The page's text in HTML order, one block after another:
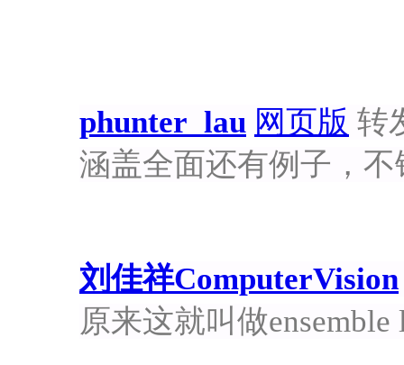
phunter_lau 网页版 转
涵盖全面还有例子，不
刘佳祥ComputerVision
原来这就叫做ensemble